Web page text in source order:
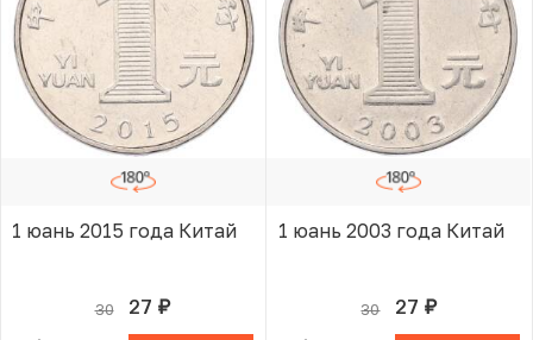
1 юань 2015 года Китай
30 27 руб.
В КОРЗИНЕ
1 юань 2003 года Китай
30 27 руб.
В КОРЗИНЕ